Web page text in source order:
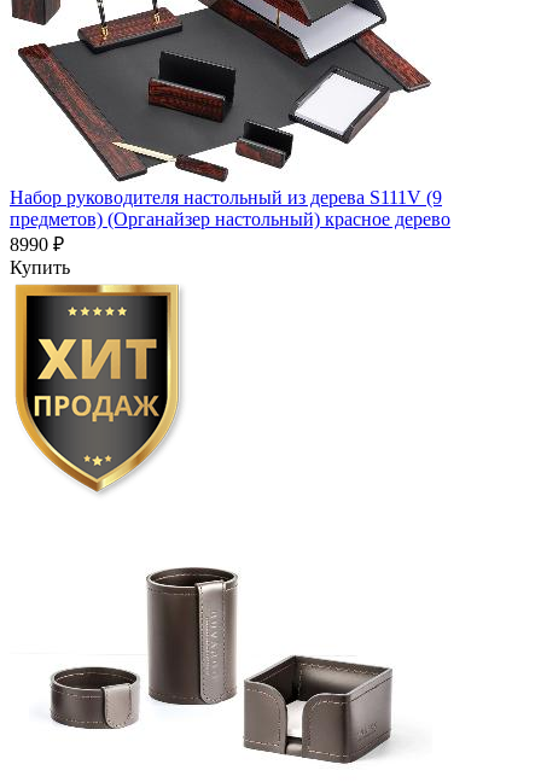
Набор руководителя настольный из дерева S111V (9
предметов) (Органайзер настольный) красное дерево
8990 ₽
Купить